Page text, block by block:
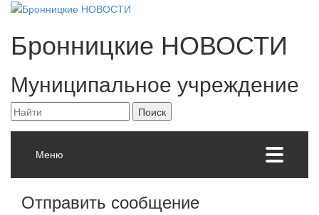
Бронницкие НОВОСТИ
Муниципальное учреждение
Меню
Отправить сообщение